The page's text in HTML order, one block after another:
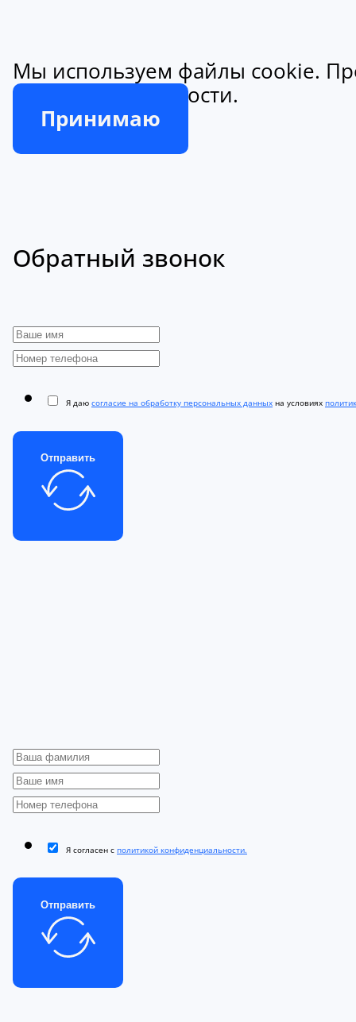
Мы используем файлы cookie.
конфиденциальности.
Принимаю
Обратный звонок
Я даю согласие на обработку персональных данных на условиях
Отправить
Я согласен с политикой конфиденциальности.
Отправить